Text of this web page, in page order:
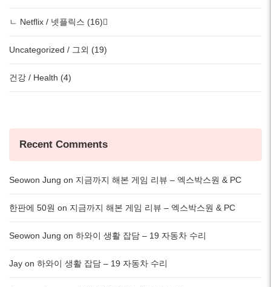
ㄴ Netflix / 넷플릭스 (16)
Uncategorized / 그외 (19)
건강 / Health (4)
Recent Comments
Seowon Jung on 지금까지 해본 게임 리뷰 – 엑스박스원 & PC
한판에 50원 on 지금까지 해본 게임 리뷰 – 엑스박스원 & PC
Seowon Jung on 하와이 생활 잡담 – 19 자동차 수리
Jay on 하와이 생활 잡담 – 19 자동차 수리